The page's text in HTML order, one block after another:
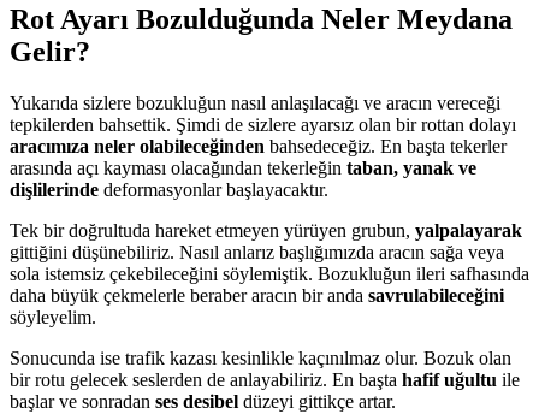
Rot Ayarı Bozulduğunda Neler Meydana
Gelir?
Yukarıda sizlere bozukluğun nasıl anlaşılacağı ve aracın vereceği
tepkilerden bahsettik. Şimdi de sizlere ayarsız olan bir rottan dolayı
aracımıza neler olabileceğinden bahsedeceğiz. En başta tekerler
arasında açı kayması olacağından tekerleğin taban, yanak ve
dişlilerinde deformasyonlar başlayacaktır.
Tek bir doğrultuda hareket etmeyen yürüyen grubun, yalpalayarak
gittiğini düşünebiliriz. Nasıl anlarız başlığımızda aracın sağa veya
sola istemsiz çekebileceğini söylemiştik. Bozukluğun ileri safhasında
daha büyük çekmelerle beraber aracın bir anda savrulabileceğini
söyleyelim.
Sonucunda ise trafik kazası kesinlikle kaçınılmaz olur. Bozuk olan
bir rotu gelecek seslerden de anlayabiliriz. En başta hafif uğultu ile
başlar ve sonradan ses desibel düzeyi gittikçe artar.